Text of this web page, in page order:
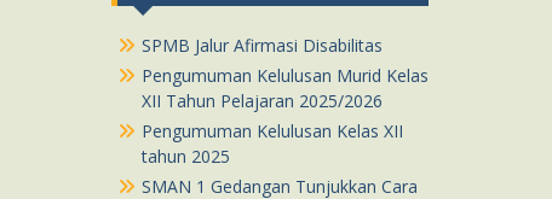
SPMB Jalur Afirmasi Disabilitas
Pengumuman Kelulusan Murid Kelas
XII Tahun Pelajaran 2025/2026
Pengumuman Kelulusan Kelas XII
tahun 2025
SMAN 1 Gedangan Tunjukkan Cara